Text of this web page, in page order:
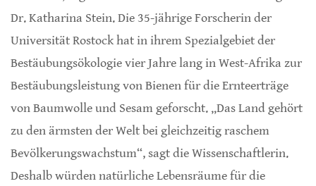
Dr. Katharina Stein. Die 35-jährige Forscherin der
Universität Rostock hat in ihrem Spezialgebiet der
Bestäubungsökologie vier Jahre lang in West-Afrika zur
Bestäubungsleistung von Bienen für die Ernteerträge
von Baumwolle und Sesam geforscht. „Das Land gehört
zu den ärmsten der Welt bei gleichzeitig raschem
Bevölkerungswachstum“, sagt die Wissenschaftlerin.
Deshalb würden natürliche Lebensräume für die